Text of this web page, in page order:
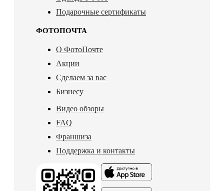
Подарочные сертификаты
ФОТОПОЧТА
О ФотоПочте
Акции
Сделаем за вас
Бизнесу
Видео обзоры
FAQ
Франшиза
Поддержка и контакты